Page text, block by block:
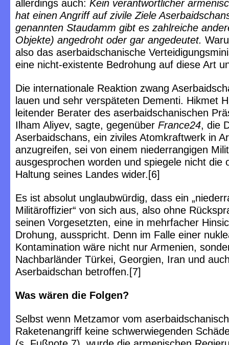
allerdings auch: Kein verantwortlicher
hat einen Angriff auf zivile Ziele
genannten Staudamm gibt es zahlreiche
Objekte) angedroht oder gar angedeutet.
also das aserbaidschanische
eine nicht-existente Bedrohung auf diese Art
Die internationale Reaktion zwang
lauen und sehr verspäteten Dementi. Hikmet
leitender Berater des aserbaidschanischen
Ilham Aliyev, sagte, gegenüber France24, die
Aserbaidschans, ein ziviles Atomkraftwerk in
anzugreifen, sei von einem niederrangigen
ausgesprochen worden und spiegele nicht die
Haltung seines Landes wider.[6]
Es ist absolut unglaubwürdig, dass ein
Militäroffizier“ von sich aus, also ohne
seinen Vorgesetzten, eine in mehrfacher
Drohung, ausspricht. Denn im Falle einer
Kontamination wäre nicht nur Armenien,
Nachbarländer Türkei, Georgien, Iran und
Aserbaidschan betroffen.[7]
Was wären die Folgen?
Selbst wenn Metzamor vom
Raketenangriff keine schwerwiegenden